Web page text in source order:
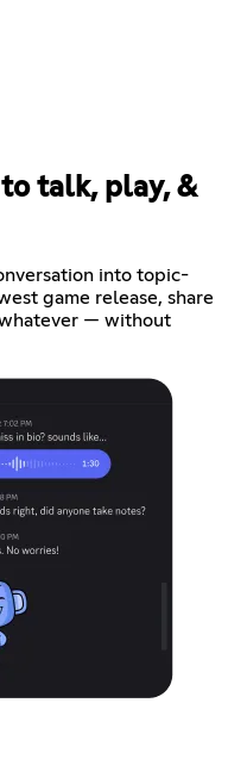
talk, play, &
into topic-
game release, share
— without